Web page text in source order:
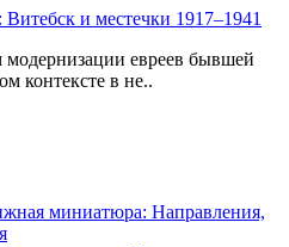
и местечки 1917–1941
евреев бывшей
контексте в не..